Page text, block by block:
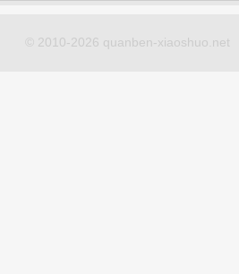
© 2010-2026 quanben-xiaoshuo.net